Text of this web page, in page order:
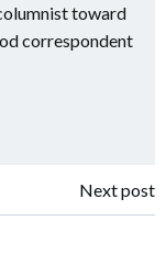
toward
correspondent
Next post